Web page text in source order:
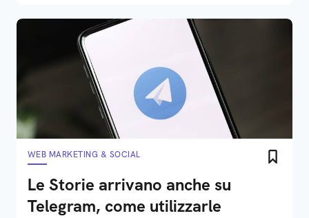
WEB MARKETING & SOCIAL
Le Storie arrivano anche su
Telegram, come utilizzarle